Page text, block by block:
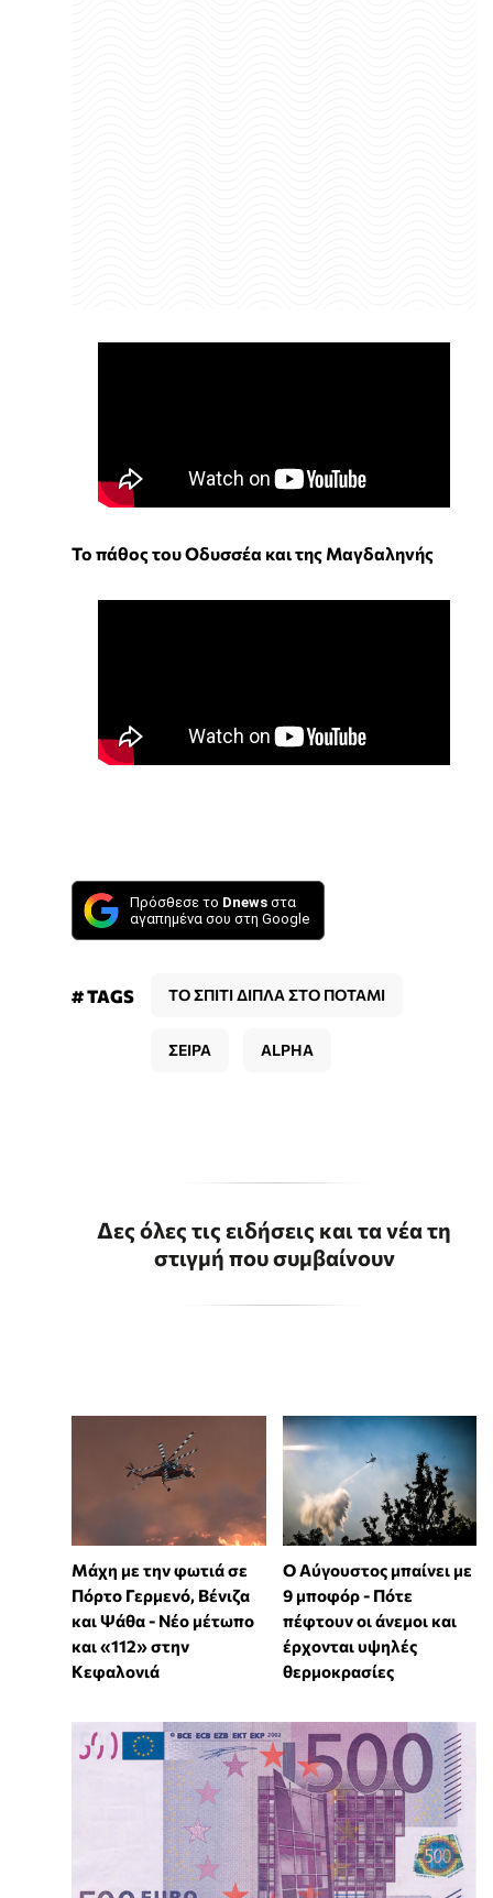
Το πάθος του Οδυσσέα και της Μαγδαληνής
Πρόσθεσε το Dnews στα
αγαπημένα σου στη Google
# TAGS ΤΟ ΣΠΙΤΙ ΔΙΠΛΑ ΣΤΟ ΠΟΤΑΜΙ
ΣΕΙΡΑ ALPHA
Δες όλες τις ειδήσεις και τα νέα τη
στιγμή που συμβαίνουν
Μάχη με την φωτιά σε
Πόρτο Γερμενό, Βένιζα
και Ψάθα - Νέο μέτωπο
και «112» στην
Κεφαλονιά
Ο Αύγουστος μπαίνει με
9 μποφόρ - Πότε
πέφτουν οι άνεμοι και
έρχονται υψηλές
θερμοκρασίες